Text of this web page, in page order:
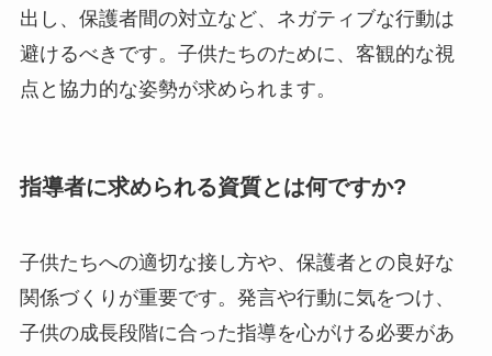
出し、保護者間の対立など、ネガティブな行動は
避けるべきです。子供たちのために、客観的な視
点と協力的な姿勢が求められます。
指導者に求められる資質とは何ですか?
子供たちへの適切な接し方や、保護者との良好な
関係づくりが重要です。発言や行動に気をつけ、
子供の成長段階に合った指導を心がける必要があ